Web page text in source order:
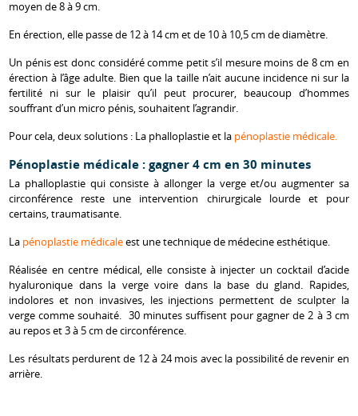
moyen de 8 à 9 cm.
En érection, elle passe de 12 à 14 cm et de 10 à 10,5 cm de diamètre.
Un pénis est donc considéré comme petit s’il mesure moins de 8 cm en
érection à l’âge adulte. Bien que la taille n’ait aucune incidence ni sur la
fertilité ni sur le plaisir qu’il peut procurer, beaucoup d’hommes
souffrant d’un micro pénis, souhaitent l’agrandir.
Pour cela, deux solutions : La phalloplastie et la pénoplastie médicale.
Pénoplastie médicale : gagner 4 cm en 30 minutes
La phalloplastie qui consiste à allonger la verge et/ou augmenter sa
circonférence reste une intervention chirurgicale lourde et pour
certains, traumatisante.
La pénoplastie médicaleest une technique de médecine esthétique.
Réalisée en centre médical, elle consiste à injecter un cocktail d’acide
hyaluronique dans la verge voire dans la base du gland. Rapides,
indolores et non invasives, les injections permettent de sculpter la
verge comme souhaité. 30 minutes suffisent pour gagner de 2 à 3 cm
au repos et 3 à 5 cm de circonférence.
Les résultats perdurent de 12 à 24 mois avec la possibilité de revenir en
arrière.